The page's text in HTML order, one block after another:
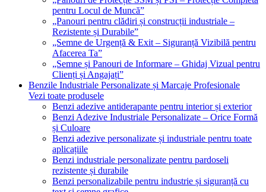
pentru Locul de Muncă”
„Panouri pentru clădiri și construcții industriale –
Rezistente și Durabile”
„Semne de Urgență & Exit – Siguranță Vizibilă pentru
Afacerea Ta”
„Semne și Panouri de Informare – Ghidaj Vizual pentru
Clienți și Angajați”
Benzile Industriale Personalizate și Marcaje Profesionale
Vezi toate produsele
Benzi adezive antiderapante pentru interior și exterior
Benzi Adezive Industriale Personalizate – Orice Formă
și Culoare
Benzi adezive personalizate și industriale pentru toate
aplicațiile
Benzi industriale personalizate pentru pardoseli
rezistente și durabile
Benzi personalizabile pentru industrie și siguranță cu